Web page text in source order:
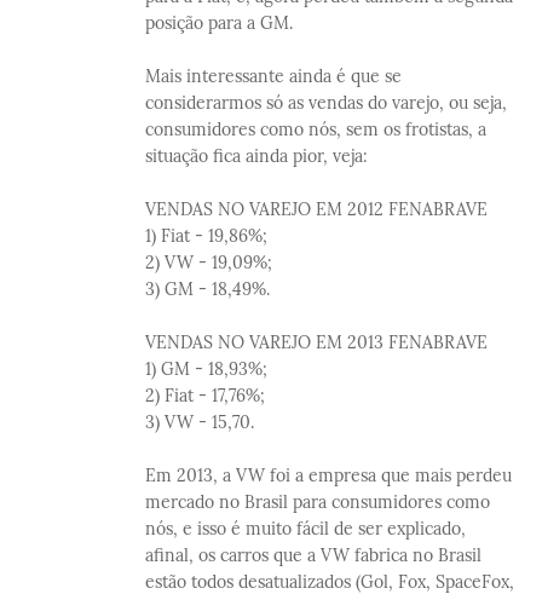
posição para a GM.
Mais interessante ainda é que se
considerarmos só as vendas do varejo, ou seja,
consumidores como nós, sem os frotistas, a
situação fica ainda pior, veja:
VENDAS NO VAREJO EM 2012 FENABRAVE
1) Fiat - 19,86%;
2) VW - 19,09%;
3) GM - 18,49%.
VENDAS NO VAREJO EM 2013 FENABRAVE
1) GM - 18,93%;
2) Fiat - 17,76%;
3) VW - 15,70.
Em 2013, a VW foi a empresa que mais perdeu
mercado no Brasil para consumidores como
nós, e isso é muito fácil de ser explicado,
afinal, os carros que a VW fabrica no Brasil
estão todos desatualizados (Gol, Fox, SpaceFox,